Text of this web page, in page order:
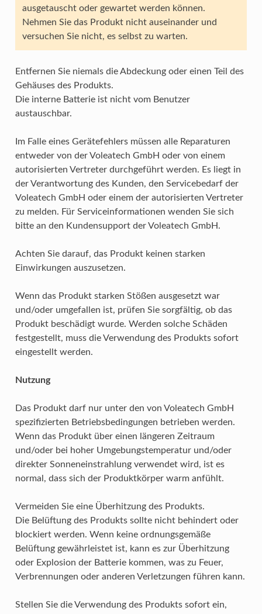
ausgetauscht oder gewartet werden können.
Nehmen Sie das Produkt nicht auseinander und
versuchen Sie nicht, es selbst zu warten.
Entfernen Sie niemals die Abdeckung oder einen Teil des
Gehäuses des Produkts.
Die interne Batterie ist nicht vom Benutzer
austauschbar.
Im Falle eines Gerätefehlers müssen alle Reparaturen
entweder von der Voleatech GmbH oder von einem
autorisierten Vertreter durchgeführt werden. Es liegt in
der Verantwortung des Kunden, den Servicebedarf der
Voleatech GmbH oder einem der autorisierten Vertreter
zu melden. Für Serviceinformationen wenden Sie sich
bitte an den Kundensupport der Voleatech GmbH.
Achten Sie darauf, das Produkt keinen starken
Einwirkungen auszusetzen.
Wenn das Produkt starken Stößen ausgesetzt war
und/oder umgefallen ist, prüfen Sie sorgfältig, ob das
Produkt beschädigt wurde. Werden solche Schäden
festgestellt, muss die Verwendung des Produkts sofort
eingestellt werden.
Nutzung
Das Produkt darf nur unter den von Voleatech GmbH
spezifizierten Betriebsbedingungen betrieben werden.
Wenn das Produkt über einen längeren Zeitraum
und/oder bei hoher Umgebungstemperatur und/oder
direkter Sonneneinstrahlung verwendet wird, ist es
normal, dass sich der Produktkörper warm anfühlt.
Vermeiden Sie eine Überhitzung des Produkts.
Die Belüftung des Produkts sollte nicht behindert oder
blockiert werden. Wenn keine ordnungsgemäße
Belüftung gewährleistet ist, kann es zur Überhitzung
oder Explosion der Batterie kommen, was zu Feuer,
Verbrennungen oder anderen Verletzungen führen kann.
Stellen Sie die Verwendung des Produkts sofort ein,